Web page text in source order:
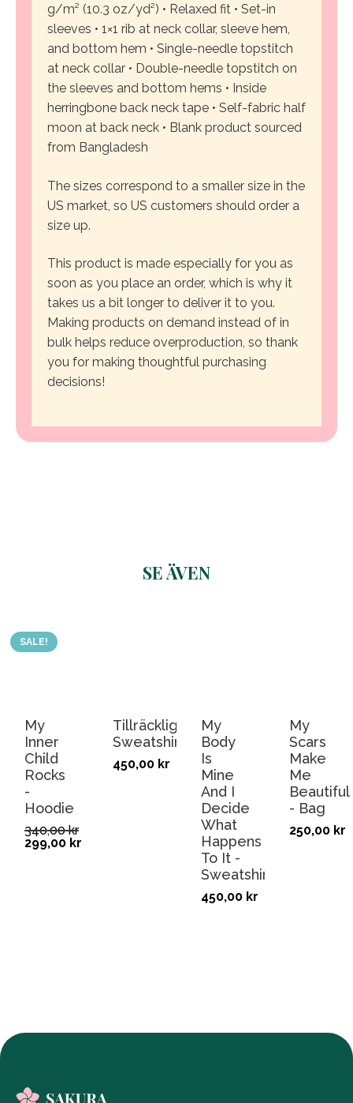
g/m² (10.3 oz/yd²) • Relaxed fit • Set-in
sleeves • 1×1 rib at neck collar, sleeve hem,
and bottom hem • Single-needle topstitch
at neck collar • Double-needle topstitch on
the sleeves and bottom hems • Inside
herringbone back neck tape • Self-fabric half
moon at back neck • Blank product sourced
from Bangladesh
The sizes correspond to a smaller size in the
US market, so US customers should order a
size up.
This product is made especially for you as
soon as you place an order, which is why it
takes us a bit longer to deliver it to you.
Making products on demand instead of in
bulk helps reduce overproduction, so thank
you for making thoughtful purchasing
decisions!
SE ÄVEN
SALE!
My
Inner
Child
Rocks
-
Hoodie
340,00kr
299,00 kr
Tillräcklig!
Sweatshirt
450,00 kr
My
Body
Is
Mine
And I
Decide
What
Happens
To It -
Sweatshirt
450,00 kr
My
Scars
Make
Me
Beautiful
- Bag
250,00 kr